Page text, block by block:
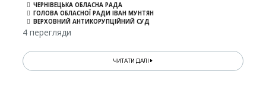
ЧЕРНІВЕЦЬКА ОБЛАСНА РАДА
ГОЛОВА ОБЛАСНОЇ РАДИ ІВАН МУНТЯН
ВЕРХОВНИЙ АНТИКОРУПЦІЙНИЙ СУД
4 перегляди
ЧИТАТИ ДАЛІ